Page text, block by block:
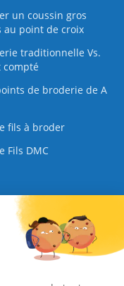
un coussin gros
au point de croix
traditionnelle Vs.
compté
de broderie de A
fils à broder
Fils DMC
Nous contacter |